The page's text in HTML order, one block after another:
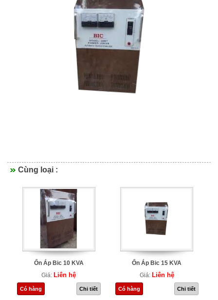
Cùng loại :
Ổn Áp Bic 10 KVA
Giá: Liên hệ
Có hàng Chi tiết
Ổn Áp Bic 15 KVA
Giá: Liên hệ
Có hàng Chi tiết